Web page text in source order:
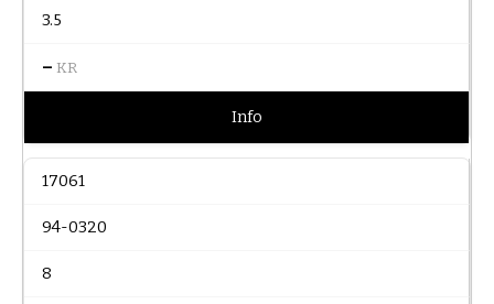
3.5
– KR
Info
17061
94-0320
8